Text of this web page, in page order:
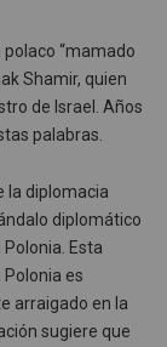
“mamado
Shamir, quien
de Israel. Años
palabras.
la diplomacia
diplomático
Esta
es
arraigado en la
sugiere que